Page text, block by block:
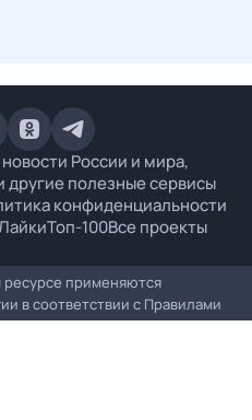
России и мира,
другие полезные сервисы
конфиденциальности
Топ-100Все проекты
применяются
в соответствии с Правилами